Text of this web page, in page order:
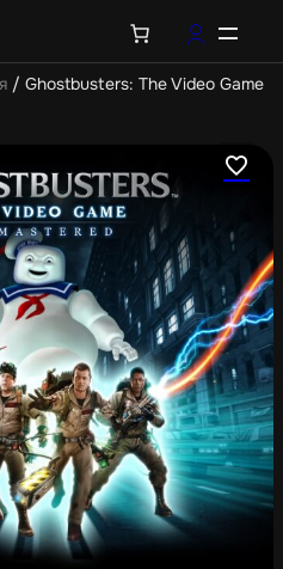
/ Ghostbusters: The Video Game